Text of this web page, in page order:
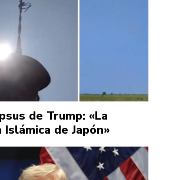
de Trump: «La
Islámica de Japón»